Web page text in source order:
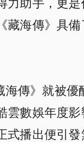
藏海傳》具
傳》就被
雲數娛年度
式播出便引